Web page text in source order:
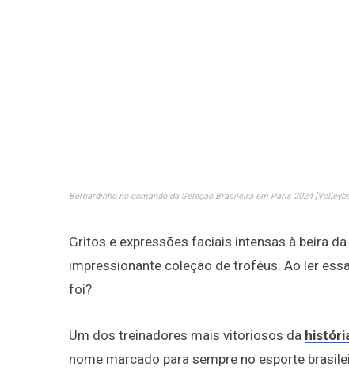
Bernardinho no comando da Seleção Brasileira em Paris 2024
Gritos e expressões faciais intensas à beira
impressionante coleção de troféus. Ao ler
foi?
Um dos treinadores mais vitoriosos da
nome marcado para sempre no esporte